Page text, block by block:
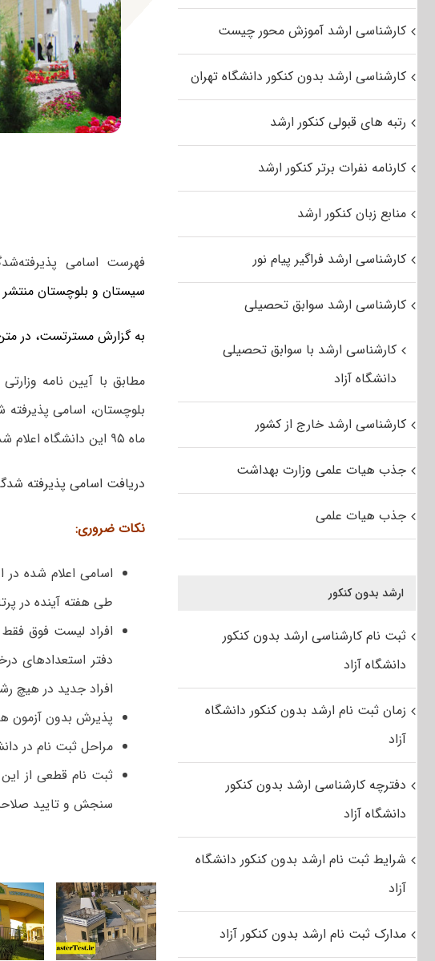
فهرست اسامی
سیستان و بلوچستان
به گزارش مسترتست، در
بلوچستان، اسامی
ماه ۹۵ این دانشگاه اعلام شده و از لینک زیر قابل دریافت می باشد:
دریافت اسامی پذیرفته شدگان کارشناسی
نکات ضروری:
اسامی اعلام شده در
طی هفته آینده در
افراد لیست فوق
دفتر استعدادهای
افراد جدید در هیچ
پذیرش بدون آزمون
مراحل ثبت نام در
ثبت نام قطعی از
سنجش و تایید
کارشناسی ارشد آموزش محور چیست
کارشناسی ارشد بدون کنکور دانشگاه تهران
رتبه های قبولی کنکور ارشد
کارنامه نفرات برتر کنکور ارشد
منابع زبان کنکور ارشد
کارشناسی ارشد فراگیر پیام نور
کارشناسی ارشد سوابق تحصیلی
کارشناسی ارشد با سوابق تحصیلی
دانشگاه آزاد
کارشناسی ارشد خارج از کشور
جذب هیات علمی وزارت بهداشت
جذب هیات علمی
ارشد بدون کنکور
ثبت نام کارشناسی ارشد بدون کنکور
دانشگاه آزاد
زمان ثبت نام ارشد بدون کنکور دانشگاه
آزاد
دفترچه کارشناسی ارشد بدون کنکور
دانشگاه آزاد
شرایط ثبت نام ارشد بدون کنکور دانشگاه
آزاد
مدارک ثبت نام ارشد بدون کنکور آزاد